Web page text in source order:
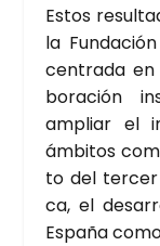
Estos
la
cen­tra­da
bo­ra­ción
ampliar el
ámbi­tos
to del
ca, el
Espa­ña